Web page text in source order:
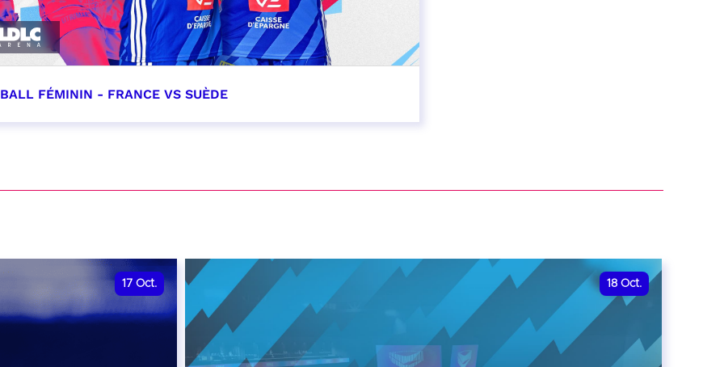
FÉMININ - FRANCE VS SUÈDE
17 Oct. 18 Oct.